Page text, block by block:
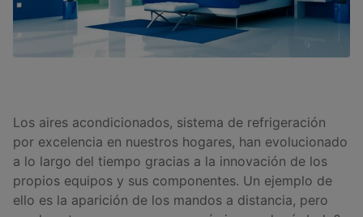
Los aires acondicionados, sistema de refrigeración
por excelencia en nuestros hogares, han evolucionado
a lo largo del tiempo gracias a la innovación de los
propios equipos y sus componentes. Un ejemplo de
ello es la aparición de los mandos a distancia, pero